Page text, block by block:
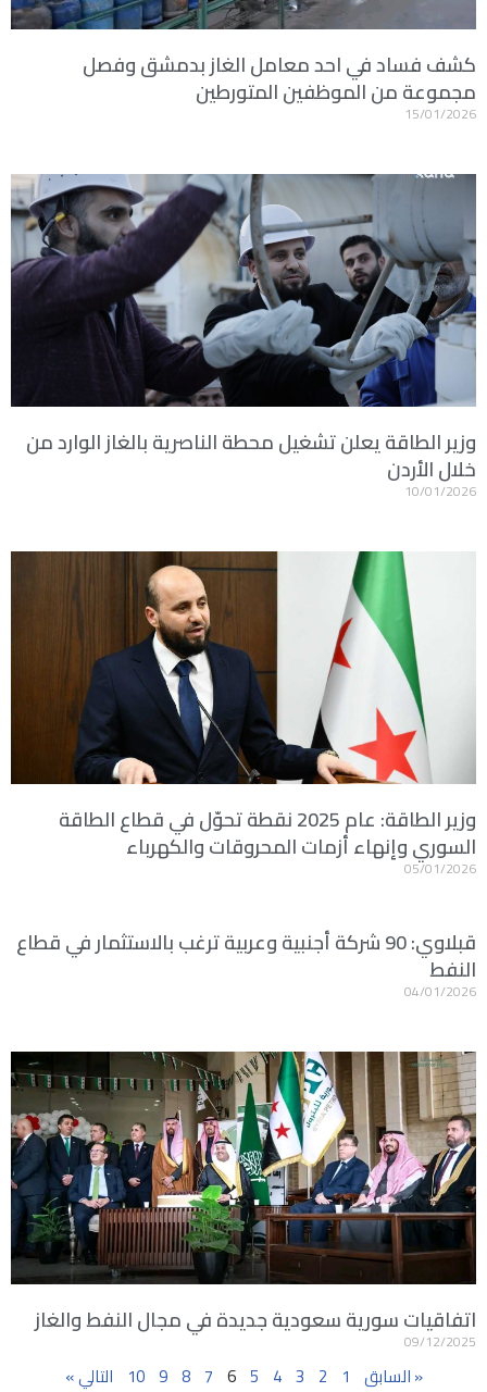
كشف فساد في احد معامل الغاز بدمشق وفصل
مجموعة من الموظفين المتورطين
15/01/2026
وزير الطاقة يعلن تشغيل محطة الناصرية بالغاز الوارد من
خلال الأردن
10/01/2026
وزير الطاقة: عام 2025 نقطة تحوّل في قطاع الطاقة
السوري وإنهاء أزمات المحروقات والكهرباء
05/01/2026
قبلاوي: 90 شركة أجنبية وعربية ترغب بالاستثمار في قطاع
النفط
04/01/2026
اتفاقيات سورية سعودية جديدة في مجال النفط والغاز
09/12/2025
« السابق 1
2
3
4
5
6
7
8
9
10 التالي »